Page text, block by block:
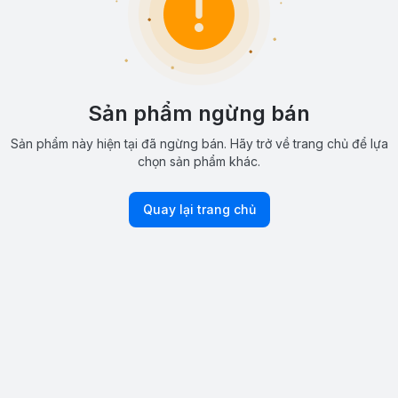
Sản phẩm ngừng bán
Sản phẩm này hiện tại đã ngừng bán. Hãy trở về trang chủ để lựa
chọn sản phẩm khác.
Quay lại trang chủ